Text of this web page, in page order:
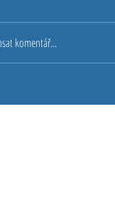
komentář...